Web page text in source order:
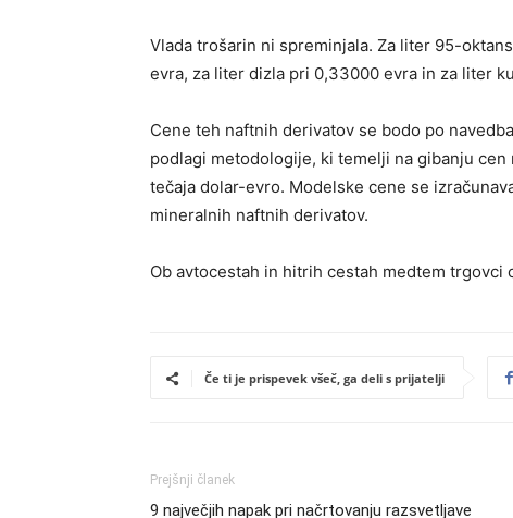
Vlada trošarin ni spreminjala. Za liter 95-
evra, za liter dizla pri 0,33000 evra in za liter
Cene teh naftnih derivatov se bodo po
podlagi metodologije, ki temelji na gibanju
tečaja dolar-evro. Modelske cene se
mineralnih naftnih derivatov.
Ob avtocestah in hitrih cestah medtem trgovci
Če ti je prispevek všeč, ga deli s prijatelji
Prejšnji članek
9 največjih napak pri načrtovanju razsvetljave